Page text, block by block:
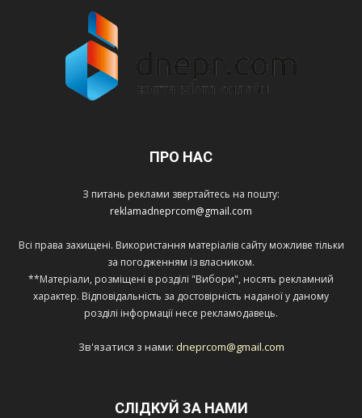
ПРО НАС
З питань реклами звертайтесь на пошту:
reklamadneprcom@gmail.com
Всі права захищені. Використання матеріалів сайту можливе тільки
за погодженням із власником.
**Матеріали, розміщені в розділі "Вибори", носять рекламний
характер. Відповідальність за достовірність наданої у даному
розділі інформації несе рекламодавець.
Зв'язатися з нами: dneprcom@gmail.com
СЛІДКУЙ ЗА НАМИ